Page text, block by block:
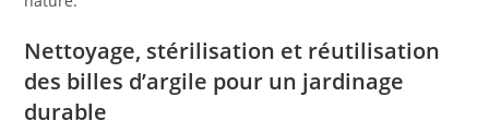
Nettoyage, stérilisation et réutilisation
des billes d’argile pour un jardinage
durable